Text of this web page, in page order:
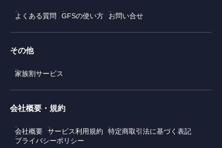
よくある質問 GFSの使い方 お問い合せ
その他
家族割サービス
会社概要・規約
会社概要 サービス利用規約
特定商取引法に基づく表記
プライバシーポリシー